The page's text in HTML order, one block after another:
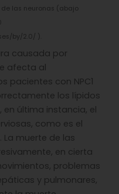
las neuronas (abajo
by/2.0/ ).
causada por
afecta al
pacientes con NPC1
los lípidos
en última instancia, el
como es el
La muerte de las
en cierta
problemas
y pulmonares,